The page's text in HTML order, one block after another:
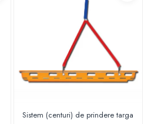
Sistem (centuri) de prindere targa